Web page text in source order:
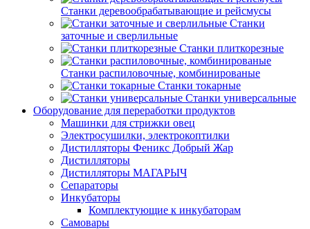
Станки деревообрабатывающие и рейсмусы
Станки
заточные и сверлильные
Станки плиткорезные
Станки распиловочные, комбинированые
Станки токарные
Станки универсальные
Оборудование для переработки продуктов
Машинки для стрижки овец
Электросушилки, электрокоптилки
Дистилляторы Феникс Добрый Жар
Дистилляторы
Дистилляторы МАГАРЫЧ
Сепараторы
Инкубаторы
Комплектующие к инкубаторам
Самовары